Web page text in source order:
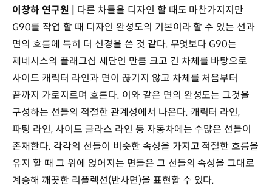
이창하 연구원 | 다른 차들을 디자인 할 때도 마찬가지지만
G90를 작업 할 때 디자인 완성도의 기본이라 할 수 있는 선과
면의 흐름에 특히 더 신경을 쓴 것 같다. 무엇보다 G90는
제네시스의 플래그십 세단인 만큼 크고 긴 차체를 바탕으로
사이드 캐릭터 라인과 면이 끊기지 않고 차체를 처음부터
끝까지 가로지르며 흐른다. 이와 같은 면의 완성도는 그것을
구성하는 선들의 적절한 관계성에서 나온다. 캐릭터 라인,
파팅 라인, 사이드 글라스 라인 등 자동차에는 수많은 선들이
존재한다. 각각의 선들이 비슷한 속성을 가지고 적절한 흐름을
유지 할 때 그 위에 얹어지는 면들은 그 선들의 속성을 그대로
계승해 깨끗한 리플렉션(반사면)을 표현할 수 있다.